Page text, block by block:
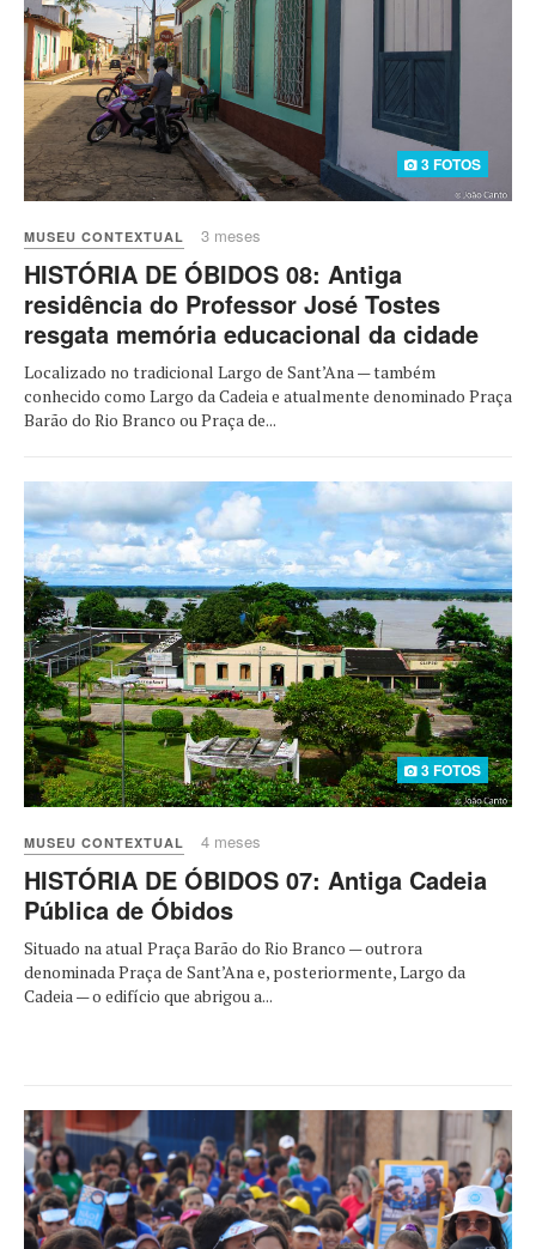
3 FOTOS
MUSEU CONTEXTUAL 3 meses
HISTÓRIA DE ÓBIDOS 08: Antiga
residência do Professor José Tostes
resgata memória educacional da cidade
Localizado no tradicional Largo de Sant’Ana — também
conhecido como Largo da Cadeia e atualmente denominado Praça
Barão do Rio Branco ou Praça de...
3 FOTOS
MUSEU CONTEXTUAL 4 meses
HISTÓRIA DE ÓBIDOS 07: Antiga Cadeia
Pública de Óbidos
Situado na atual Praça Barão do Rio Branco — outrora
denominada Praça de Sant’Ana e, posteriormente, Largo da
Cadeia — o edifício que abrigou a...